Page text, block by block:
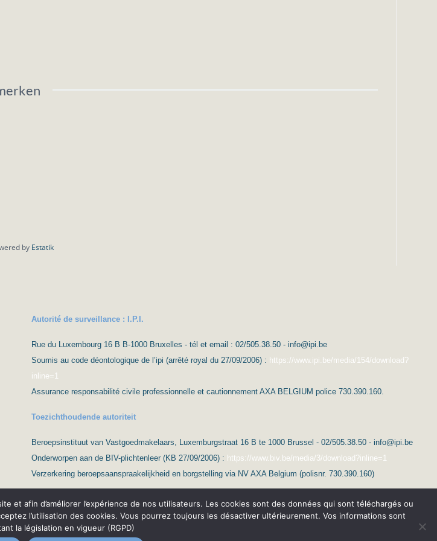
by Estatik
Autorité de surveillance : I.P.I.
Rue du Luxembourg 16 B B-1000 Bruxelles - tél et email : 02/505.38.50 - info@ipi.be
Soumis au code déontologique de l’ipi (arrêté royal du 27/09/2006) : https://www.ipi.be/media/154/download?
inline=1
Assurance responsabilité civile professionnelle et cautionnement AXA BELGIUM police 730.390.160.
Toezichthoudende autoriteit
Beroepsinstituut van Vastgoedmakelaars, Luxemburgstraat 16 B te 1000 Brussel - 02/505.38.50 - info@ipi.be
Onderworpen aan de BIV-plichtenleer (KB 27/09/2006) : https://www.biv.be/media/3/download?inline=1
Verzerkering beroepsaanspraakelijkheid en borgstelling via NV AXA Belgium (polisnr. 730.390.160)
afin d’améliorer l’expérience de nos utilisateurs. Les cookies sont des données qui sont téléchargés ou
l’utilisation des cookies. Vous pourrez toujours les désactiver ultérieurement. Vos informations sont
la législation en vigueur (RGPD)